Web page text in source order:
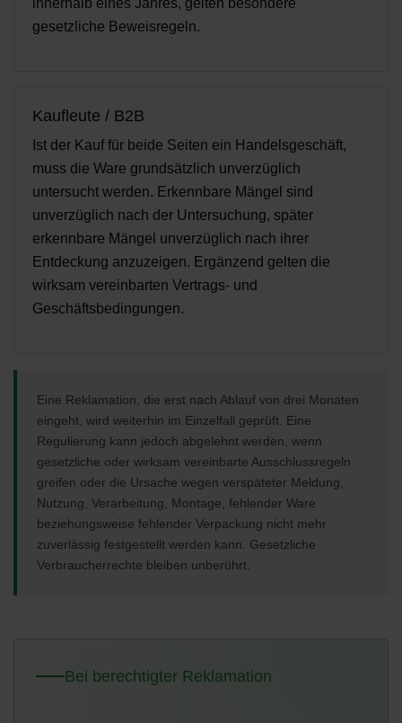
innerhalb eines Jahres, gelten besondere
gesetzliche Beweisregeln.
Kaufleute / B2B
Ist der Kauf für beide Seiten ein Handelsgeschäft,
muss die Ware grundsätzlich unverzüglich
untersucht werden. Erkennbare Mängel sind
unverzüglich nach der Untersuchung, später
erkennbare Mängel unverzüglich nach ihrer
Entdeckung anzuzeigen. Ergänzend gelten die
wirksam vereinbarten Vertrags- und
Geschäftsbedingungen.
Eine Reklamation, die erst nach Ablauf von drei Monaten
eingeht, wird weiterhin im Einzelfall geprüft. Eine
Regulierung kann jedoch abgelehnt werden, wenn
gesetzliche oder wirksam vereinbarte Ausschlussregeln
greifen oder die Ursache wegen verspäteter Meldung,
Nutzung, Verarbeitung, Montage, fehlender Ware
beziehungsweise fehlender Verpackung nicht mehr
zuverlässig festgestellt werden kann. Gesetzliche
Verbraucherrechte bleiben unberührt.
Bei berechtigter Reklamation